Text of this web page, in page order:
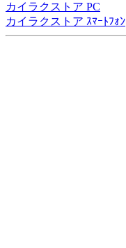
カイラクストア PC
カイラクストア ｽﾏｰﾄﾌｫﾝ